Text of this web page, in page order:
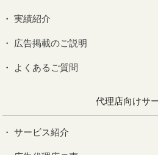
実績紹介
広告掲載のご説明
よくあるご質問
代理店向けサ
サービス紹介